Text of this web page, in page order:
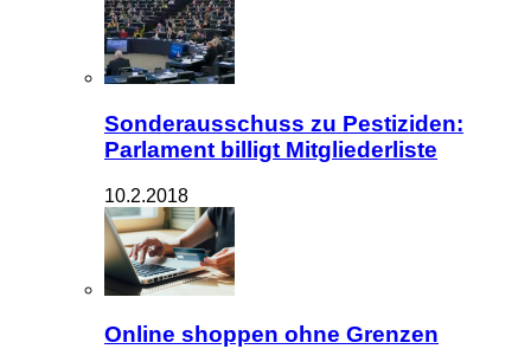
Sonderausschuss zu Pestiziden:
Parlament billigt Mitgliederliste
10.2.2018
Online shoppen ohne Grenzen